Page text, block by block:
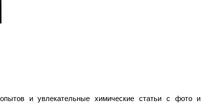
и увлекательные химические статьи с фото и